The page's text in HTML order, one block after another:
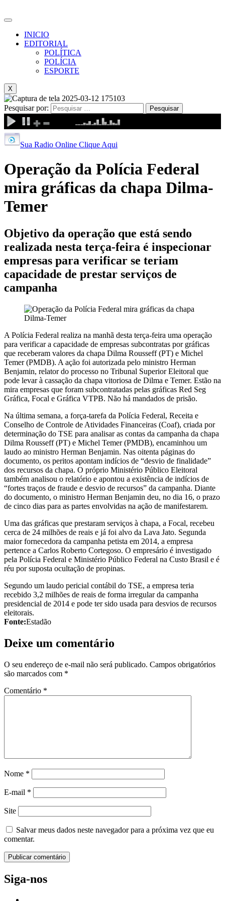
INICIO
EDITORIAL
POLÍTICA
POLÍCIA
ESPORTE
X
Pesquisar por:
Sua Radio Online Clique Aqui
Operação da Polícia Federal
mira gráficas da chapa Dilma-
Temer
Objetivo da operação que está sendo
realizada nesta terça-feira é inspecionar
empresas para verificar se teriam
capacidade de prestar serviços de
campanha
A Polícia Federal realiza na manhã desta terça-feira uma operação
para verificar a capacidade de empresas subcontratas por gráficas
que receberam valores da chapa Dilma Rousseff (PT) e Michel
Temer (PMDB). A ação foi autorizada pelo ministro Herman
Benjamin, relator do processo no Tribunal Superior Eleitoral que
pode levar à cassação da chapa vitoriosa de Dilma e Temer. Estão na
mira empresas que foram subcontratadas pelas gráficas Red Seg
Gráfica, Focal e Gráfica VTPB. Não há mandados de prisão.
Na última semana, a força-tarefa da Polícia Federal, Receita e
Conselho de Controle de Atividades Financeiras (Coaf), criada por
determinação do TSE para analisar as contas da campanha da chapa
Dilma Rousseff (PT) e Michel Temer (PMDB), encaminhou um
laudo ao ministro Herman Benjamin. Nas oitenta páginas do
documento, os peritos apontam indícios de “desvio de finalidade”
dos recursos da chapa. O próprio Ministério Público Eleitoral
também analisou o relatório e apontou a existência de indícios de
“fortes traços de fraude e desvio de recursos” da campanha. Diante
do documento, o ministro Herman Benjamin deu, no dia 16, o prazo
de cinco dias para as partes envolvidas na ação de manifestarem.
Uma das gráficas que prestaram serviços à chapa, a Focal, recebeu
cerca de 24 milhões de reais e já foi alvo da Lava Jato. Segunda
maior fornecedora da campanha petista em 2014, a empresa
pertence a Carlos Roberto Cortegoso. O empresário é investigado
pela Polícia Federal e Ministério Público Federal na Custo Brasil e é
réu por suposta ocultação de propinas.
Segundo um laudo pericial contábil do TSE, a empresa teria
recebido 3,2 milhões de reais de forma irregular da campanha
presidencial de 2014 e pode ter sido usada para desvios de recursos
eleitorais.
Fonte:Estadão
Deixe um comentário
O seu endereço de e-mail não será publicado. Campos obrigatórios
são marcados com *
Comentário *
Nome *
E-mail *
Site
Salvar meus dados neste navegador para a próxima vez que eu
comentar.
Siga-nos